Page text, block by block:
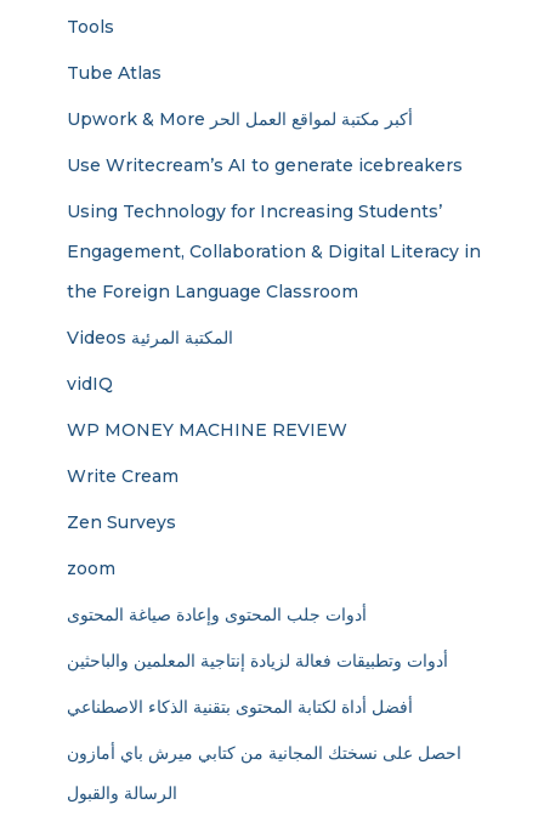
Tools
Tube Atlas
Upwork & More أكبر مكتبة لمواقع العمل الحر
Use Writecream’s AI to generate icebreakers
Using Technology for Increasing Students’
Engagement, Collaboration & Digital Literacy in
the Foreign Language Classroom
Videos المكتبة المرئية
vidIQ
WP MONEY MACHINE REVIEW
Write Cream
Zen Surveys
zoom
أدوات جلب المحتوى وإعادة صياغة المحتوى
أدوات وتطبيقات فعالة لزيادة إنتاجية المعلمين والباحثين
أفضل أداة لكتابة المحتوى بتقنية الذكاء الاصطناعي
احصل على نسختك المجانية من كتابي ميرش باي أمازون
الرسالة والقبول